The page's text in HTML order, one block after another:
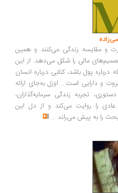
و مقایسه زندگی می‌کنند و همین
مالی را شکل می‌دهد. از این
پول باشد، کتابی درباره انسان
و دارایی است... اوزل به‌جای ارائه
تجربه زندگی سرمایه‌گذاران،
عادی را روایت می‌کند و از دل این
را به پیش می‌راند ...